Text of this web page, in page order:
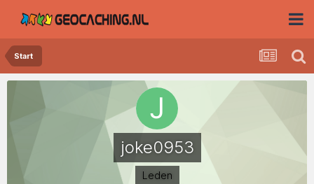
Start
joke0953
Leden